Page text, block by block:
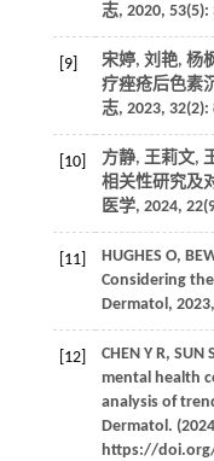
志, 2020, 53(5):
[9]
宋婷, 刘艳, 杨
疗痤疮后色素
志, 2023, 32(2):
[10]
方静, 王莉文,
相关性研究及
医学, 2024,
[11]
HUGHES O,
Considering
Dermatol,
[12]
CHEN Y R,
mental health
analysis of
Dermatol.
https://